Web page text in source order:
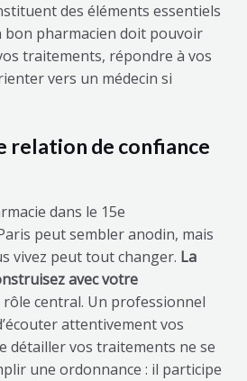
des éléments essentiels
bon pharmacien doit pouvoir
traitements, répondre à vos
vers un médecin si
relation de confiance
dans le 15e
peut sembler anodin, mais
vivez peut tout changer. La
avec votre
central. Un professionnel
attentivement vos
détailler vos traitements ne se
une ordonnance : il participe